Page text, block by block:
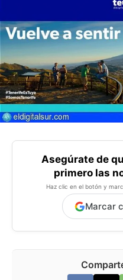
Asegúrate de
primero las
Haz clic en el botón y
Marcar